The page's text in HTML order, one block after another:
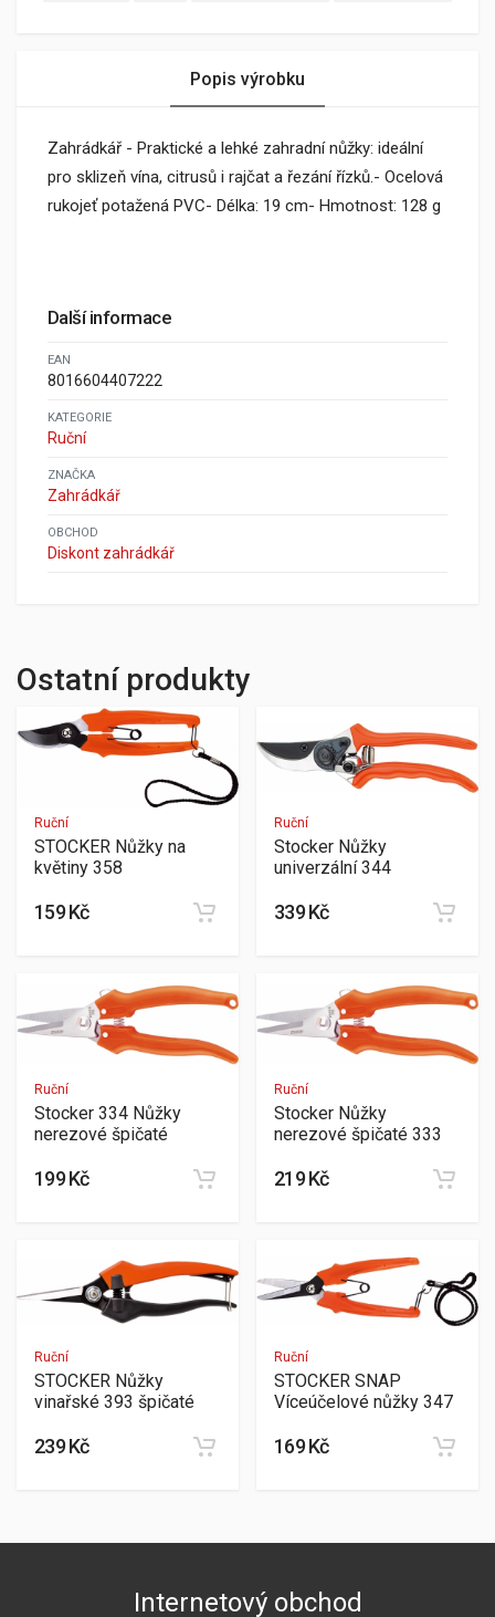
Popis výrobku
Zahrádkář - Praktické a lehké zahradní nůžky: ideální
pro sklizeň vína, citrusů i rajčat a řezání řízků.- Ocelová
rukojeť potažená PVC- Délka: 19 cm- Hmotnost: 128 g
Další informace
EAN
8016604407222
KATEGORIE
Ruční
ZNAČKA
Zahrádkář
OBCHOD
Diskont zahrádkář
Ostatní produkty
Ruční
STOCKER Nůžky na
květiny 358
159 Kč
Ruční
Stocker Nůžky
univerzální 344
339 Kč
Ruční
Stocker 334 Nůžky
nerezové špičaté
199 Kč
Ruční
Stocker Nůžky
nerezové špičaté 333
219 Kč
Ruční
STOCKER Nůžky
vinařské 393 špičaté
239 Kč
Ruční
STOCKER SNAP
Víceúčelové nůžky 347
169 Kč
Internetový obchod